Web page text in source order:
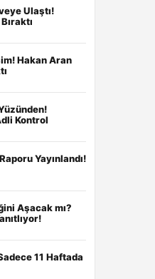
Ulaştı!
Hakan Aran
Kontrol
Yayınlandı!
Aşacak mı?
11 Haftada